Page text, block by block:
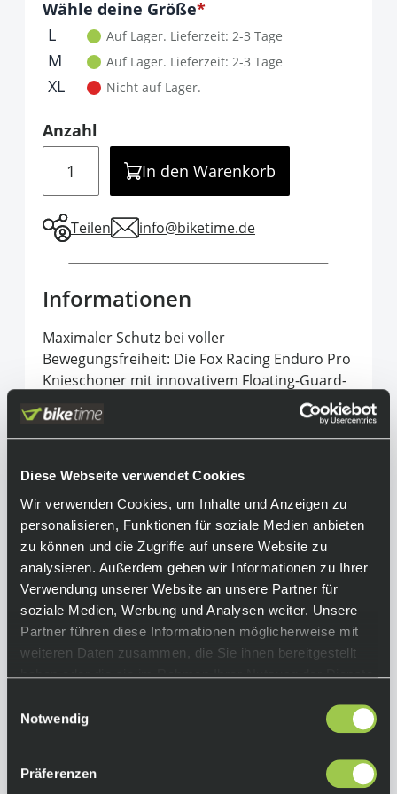
Diese Webseite verwendet Cookies
Wir verwenden Cookies, um Inhalte und Anzeigen zu
personalisieren, Funktionen für soziale Medien anbieten
zu können und die Zugriffe auf unsere Website zu
analysieren. Außerdem geben wir Informationen zu Ihrer
Verwendung unserer Website an unsere Partner für
soziale Medien, Werbung und Analysen weiter. Unsere
Partner führen diese Informationen möglicherweise mit
weiteren Daten zusammen, die Sie ihnen bereitgestellt
haben oder die sie im Rahmen Ihrer Nutzung der Dienste
Notwendig
Präferenzen
Wähle deine Größe
It is required to select one of the available
L Auf Lager. Lieferzeit: 2-3 Tage
M Auf Lager. Lieferzeit: 2-3 Tage
XL Nicht auf Lager.
Anzahl
In den Warenkorb
Teilen info@biketime.de
Informationen
Maximaler Schutz bei voller
Bewegungsfreiheit: Die Fox Racing Enduro Pro
Knieschoner mit innovativem Floating-Guard-
Design und Koroyd-Einsätzen sitzen perfekt
und schützen zuverlässig – bergab wie
bergauf. Ultraleicht, atmungsaktiv und mit
top Komfort beim Pedalieren und starken
Aufprallschutz, wenn’s drauf ankommt. Ideal
für anspruchsvolle Enduro-Touren.
Equipment
Funktionen:
• Koroyd-Einsätze für ausgezeichneten
Aufprallschutz und Flexibilität
• abriebfestes Cordura®-Gewebe an der
• leichte, minimalistische Konstruktion im
• große elastische Gripperfelder mit